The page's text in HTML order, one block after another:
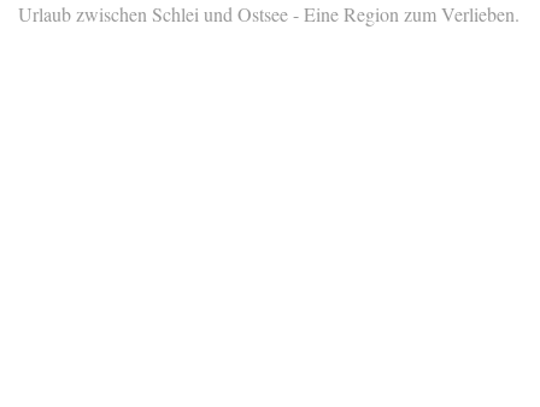
Urlaub zwischen Schlei und Ostsee - Eine Region zum Verlieben.